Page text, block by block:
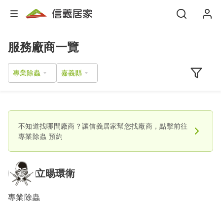
服務廠商一覽
專業除蟲
不知道找哪間廠商？讓信義居家幫您找廠商，點擊前往
專業除蟲 預約
立暘環衛
專業除蟲